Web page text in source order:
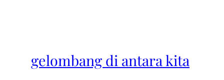
gelombang di antara kita